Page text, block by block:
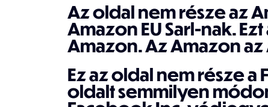
Az oldal nem része az
Amazon EU Sarl-nak.
Amazon. Az Amazon
Ez az oldal nem része
oldalt semmilyen